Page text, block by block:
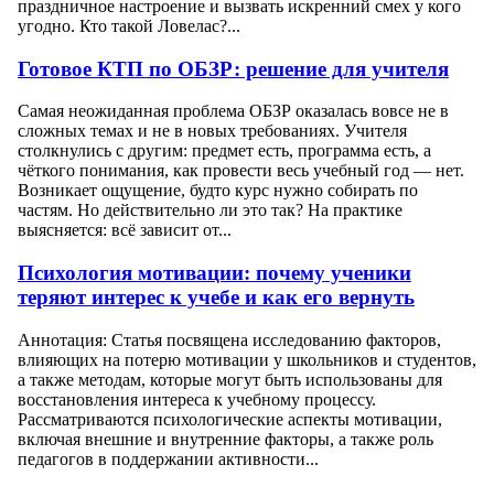
праздничное настроение и вызвать искренний смех у кого
угодно. Кто такой Ловелас?...
Готовое КТП по ОБЗР: решение для учителя
Самая неожиданная проблема ОБЗР оказалась вовсе не в
сложных темах и не в новых требованиях. Учителя
столкнулись с другим: предмет есть, программа есть, а
чёткого понимания, как провести весь учебный год — нет.
Возникает ощущение, будто курс нужно собирать по
частям. Но действительно ли это так? На практике
выясняется: всё зависит от...
Психология мотивации: почему ученики
теряют интерес к учебе и как его вернуть
Аннотация: Статья посвящена исследованию факторов,
влияющих на потерю мотивации у школьников и студентов,
а также методам, которые могут быть использованы для
восстановления интереса к учебному процессу.
Рассматриваются психологические аспекты мотивации,
включая внешние и внутренние факторы, а также роль
педагогов в поддержании активности...